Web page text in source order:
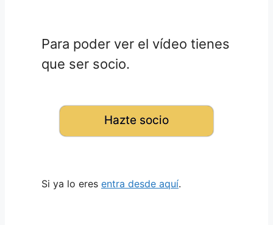
Para poder ver el vídeo tienes
que ser socio.
Hazte socio
Si ya lo eres entra desde aquí.